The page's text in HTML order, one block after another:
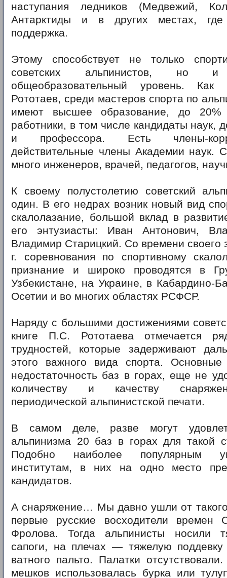
наступания ледников (Медвежий,
Антарктиды и в других местах, где
поддержка.
Этому способствует не только
советских альпинистов, но
общеобразовательный уровень.
Рототаев, среди мастеров спорта по
имеют высшее образование, до
работники, в том числе кандидаты наук,
и профессора. Есть члены-
действительные члены Академии наук.
много инженеров, врачей, педагогов,
К своему полустолетию советский
один. В его недрах возник новый вид
скалолазание, большой вклад в
его энтузиасты: Иван Антонович,
Владимир Старицкий. Со времени своего
г. соревнования по спортивному
признание и широко проводятся в
Узбекистане, на Украине, в Кабардино-
Осетии и во многих областях РСФСР.
Наряду с большими достижениями
книге П.С. Рототаева отмечается
трудностей, которые задерживают
этого важного вида спорта.
недостаточность баз в горах, еще не
количеству и качеству
периодической альпинистской печати.
В самом деле, разве могут
альпинизма 20 баз в горах для такой
Подобно наиболее популярным
институтам, в них на одно место
кандидатов.
А снаряжение… Мы давно ушли от
первые русские восходители
Фролова. Тогда альпинисты носили
сапоги, на плечах — тяжелую
ватного пальто. Палатки
мешков использовалась бурка или